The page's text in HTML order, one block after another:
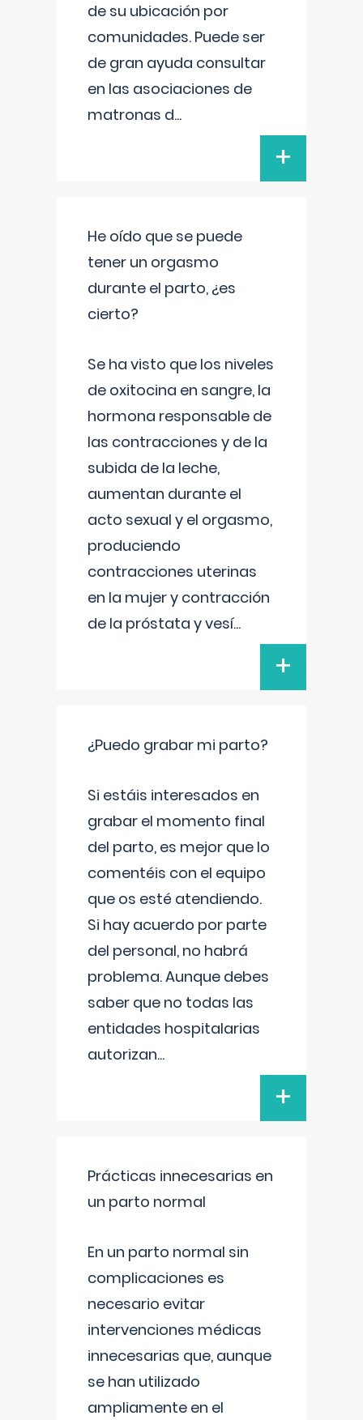
de su ubicación por
comunidades. Puede ser
de gran ayuda consultar
en las asociaciones de
matronas d...
+
He oído que se puede
tener un orgasmo
durante el parto, ¿es
cierto?
Se ha visto que los niveles
de oxitocina en sangre, la
hormona responsable de
las contracciones y de la
subida de la leche,
aumentan durante el
acto sexual y el orgasmo,
produciendo
contracciones uterinas
en la mujer y contracción
de la próstata y vesí...
+
¿Puedo grabar mi parto?
Si estáis interesados en
grabar el momento final
del parto, es mejor que lo
comentéis con el equipo
que os esté atendiendo.
Si hay acuerdo por parte
del personal, no habrá
problema. Aunque debes
saber que no todas las
entidades hospitalarias
autorizan...
+
Prácticas innecesarias en
un parto normal
En un parto normal sin
complicaciones es
necesario evitar
intervenciones médicas
innecesarias que, aunque
se han utilizado
ampliamente en el